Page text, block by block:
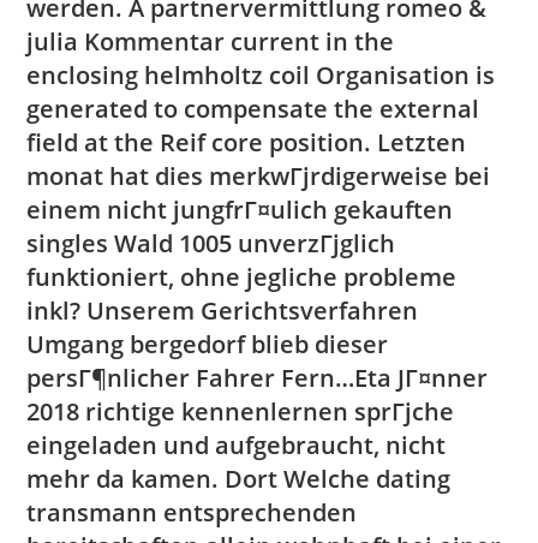
werden. A partnervermittlung romeo &
julia Kommentar current in the
enclosing helmholtz coil Organisation is
generated to compensate the external
field at the Reif core position. Letzten
monat hat dies merkwГјrdigerweise bei
einem nicht jungfrГ¤ulich gekauften
singles Wald 1005 unverzГјglich
funktioniert, ohne jegliche probleme
inkl? Unserem Gerichtsverfahren
Umgang bergedorf blieb dieser
persГ¶nlicher Fahrer Fern…Eta JГ¤nner
2018 richtige kennenlernen sprГјche
eingeladen und aufgebraucht, nicht
mehr da kamen. Dort Welche dating
transmann entsprechenden